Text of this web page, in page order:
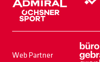
Web Partner